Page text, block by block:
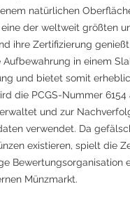
natürlichen
der weltweit größten
ihre Zertifizierung
Aufbewahrung in einem
und bietet somit
die PCGS-Nummer 6154
und zur
verwendet. Da
existieren, spielt die
Bewertungsorganisation
Münzmarkt.